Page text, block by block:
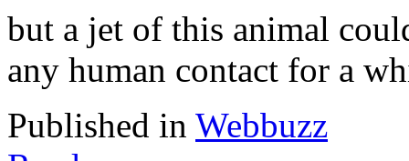
but a jet of this animal
any human contact for a
Published in Webbuzz